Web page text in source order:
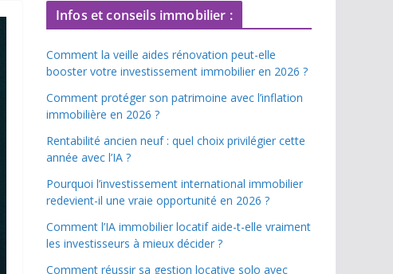
Infos et conseils immobilier :
Comment la veille aides rénovation peut-elle
booster votre investissement immobilier en 2026 ?
Comment protéger son patrimoine avec l’inflation
immobilière en 2026 ?
Rentabilité ancien neuf : quel choix privilégier cette
année avec l’IA ?
Pourquoi l’investissement international immobilier
redevient-il une vraie opportunité en 2026 ?
Comment l’IA immobilier locatif aide-t-elle vraiment
les investisseurs à mieux décider ?
Comment réussir sa gestion locative solo avec